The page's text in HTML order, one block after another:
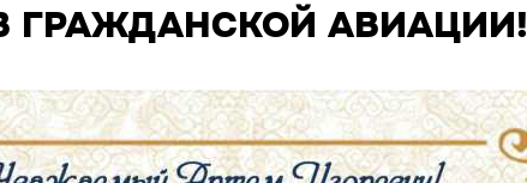
ГРАЖДАНСКОЙ АВИАЦИИ!